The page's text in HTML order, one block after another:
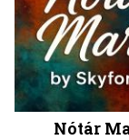
Nótár